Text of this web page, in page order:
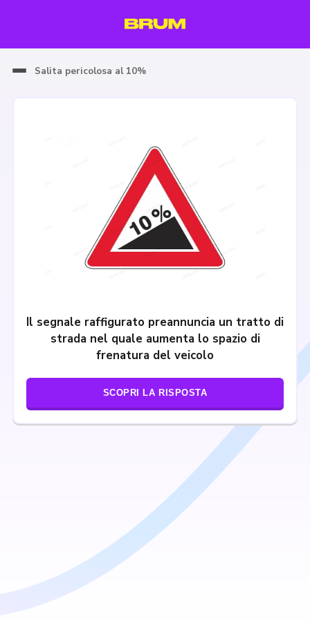
Salita pericolosa al 10%
Il segnale raffigurato preannuncia un tratto di
strada nel quale aumenta lo spazio di
frenatura del veicolo
SCOPRI LA RISPOSTA